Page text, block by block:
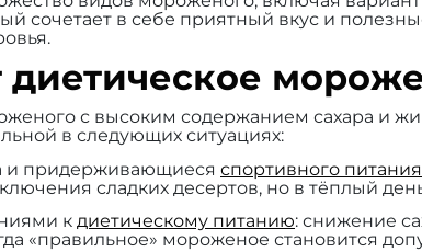
сочетает в себе приятный вкус и
диетическое
с высоким содержанием сахара и
в следующих ситуациях:
и придерживающиеся спортивного питания
сладких десертов, но в тёплый
к диетическому питанию: снижение
«правильное» мороженое становится